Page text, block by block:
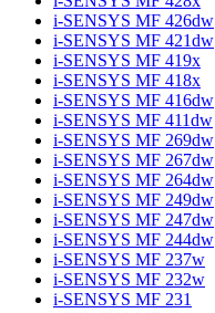
i-SENSYS MF 426dw
i-SENSYS MF 421dw
i-SENSYS MF 419x
i-SENSYS MF 418x
i-SENSYS MF 416dw
i-SENSYS MF 411dw
i-SENSYS MF 269dw
i-SENSYS MF 267dw
i-SENSYS MF 264dw
i-SENSYS MF 249dw
i-SENSYS MF 247dw
i-SENSYS MF 244dw
i-SENSYS MF 237w
i-SENSYS MF 232w
i-SENSYS MF 231